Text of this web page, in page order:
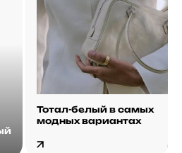
Тотал-белый в самых
модных вариантах